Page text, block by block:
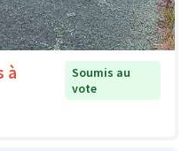
à
Soumis au
vote